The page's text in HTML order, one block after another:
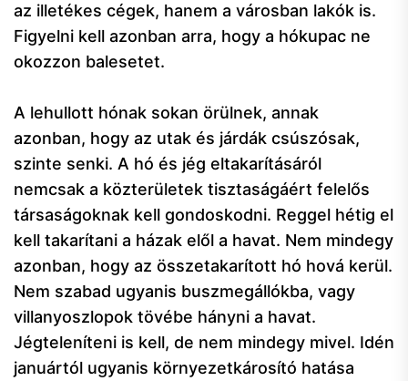
az illetékes cégek, hanem a városban lakók is.
Figyelni kell azonban arra, hogy a hókupac ne
okozzon balesetet.
A lehullott hónak sokan örülnek, annak
azonban, hogy az utak és járdák csúszósak,
szinte senki. A hó és jég eltakarításáról
nemcsak a közterületek tisztaságáért felelős
társaságoknak kell gondoskodni. Reggel hétig el
kell takarítani a házak elől a havat. Nem mindegy
azonban, hogy az összetakarított hó hová kerül.
Nem szabad ugyanis buszmegállókba, vagy
villanyoszlopok tövébe hányni a havat.
Jégteleníteni is kell, de nem mindegy mivel. Idén
januártól ugyanis környezetkárosító hatása